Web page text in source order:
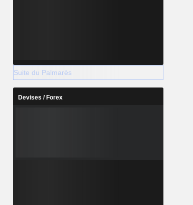
Suite du Palmarès
Devises / Forex